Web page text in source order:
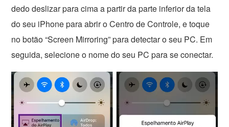
dedo deslizar para cima a partir da parte inferior da tela
do seu iPhone para abrir o Centro de Controle, e toque
no botão “Screen Mirroring” para detectar o seu PC. Em
seguida, selecione o nome do seu PC para se conectar.